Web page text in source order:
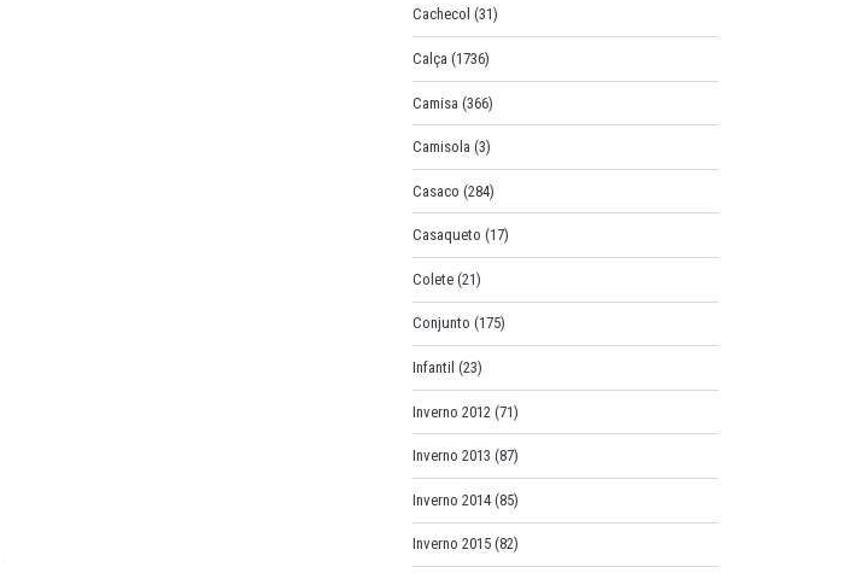
Cachecol (31)
Calça (1736)
Camisa (366)
Camisola (3)
Casaco (284)
Casaqueto (17)
Colete (21)
Conjunto (175)
Infantil (23)
Inverno 2012 (71)
Inverno 2013 (87)
Inverno 2014 (85)
Inverno 2015 (82)